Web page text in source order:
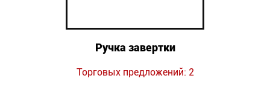
Ручка завертки
Торговых предложений: 2